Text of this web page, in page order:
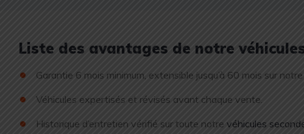
Liste des avantages de notre
Garantie 6 mois minimum, extensible jusqu’à 60 mois sur notre
Véhicules expertisés et révisés avant chaque vente.
Historique d’entretien vérifié sur toute notre véhicules